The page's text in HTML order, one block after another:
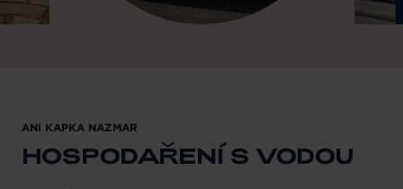
ANI KAPKA NAZMAR
HOSPODAŘENÍ S VODOU